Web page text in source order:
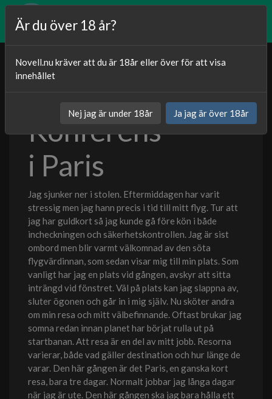
Kategori:Sexnoveller
Konferens
i Paris
Jag sjunker ner i stolen. Eftermiddagen har varit
stressig men jag hann precis i tid till mitt flyg. Tur att
jag har guldkort så jag kunde gå före kön i både
incheckningen och säkerhetskontrollen. Jag är sist
ombord men blir varmt välkomnad av den söta
flygvärdinnan, som sedan visar mig till min plats. Som
vanligt har jag en plats vid gången, avskyr att sitta
inträngd vid fönstret. Väl på plats kan jag slappna av,
sluter ögonen och går in i mig själv. Nu sköter andra
om min resa och mitt välbefinnande. Oftast brukar jag
somna redan innan planet har börjat rulla ut på
startbanan. Att resa är en del av mitt jobb. Resorna
varierar, både vad gäller destination och hur länge de
varar. Den här gången är det Paris, en ganska kort
resa, bara tre dagar. Normalt jobbar jag långa dagar
när jag är ute. Den här gången ska jag bara hålla ett
Är du över 18 år?
Novell.nu kräver att du är 18år eller över för att visa
innehållet
Nej jag är under 18år Ja jag är över 18år